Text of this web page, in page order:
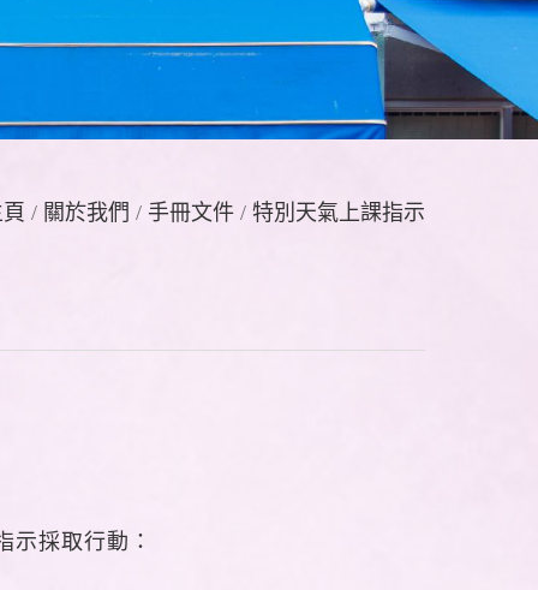
/ 關於我們 / 手冊文件 / 特別天氣上課指示
示採取行動：